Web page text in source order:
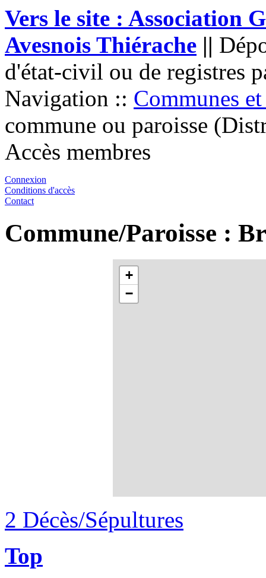
Vers le site : Association
Avesnois Thiérache ||
d'état-civil ou de registres
Navigation :: Communes
commune ou paroisse
Accès membres
Connexion
Conditions d'accès
Contact
Commune/Paroisse :
+
−
2 Décès/Sépultures
Top